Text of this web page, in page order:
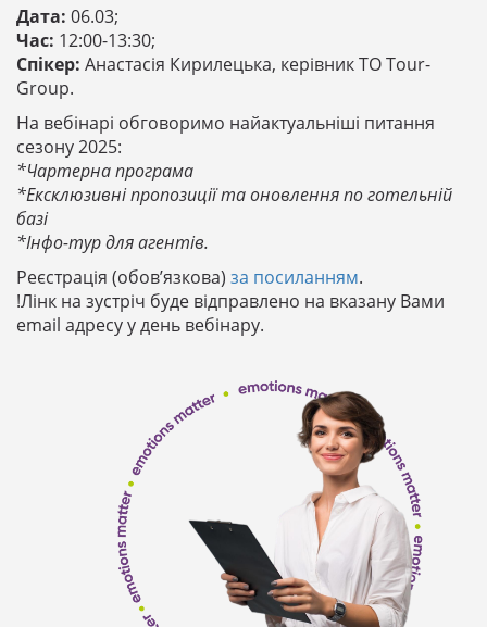
Дата: 06.03;
Час: 12:00-13:30;
Спікер: Анастасія Кирилецька, керівник ТО Tour-
Group.
На вебінарі обговоримо найактуальніші питання
сезону 2025:
*Чартерна програма
*Ексклюзивні пропозиції та оновлення по готельній
базі
*Інфо-тур для агентів.
Реєстрація (обов’язкова) за посиланням.
!Лінк на зустріч буде відправлено на вказану Вами
email адресу у день вебінару.